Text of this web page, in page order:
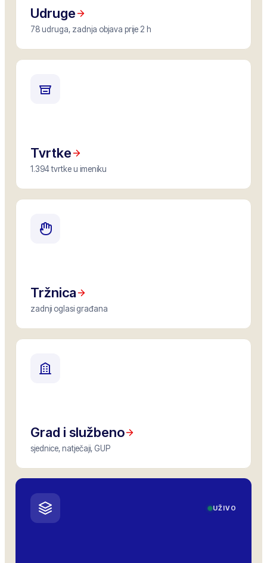
Udruge
78 udruga, zadnja objava prije 2 h
Tvrtke
1.394 tvrtke u imeniku
Tržnica
zadnji oglasi građana
Grad i službeno
sjednice, natječaji, GUP
UŽIVO